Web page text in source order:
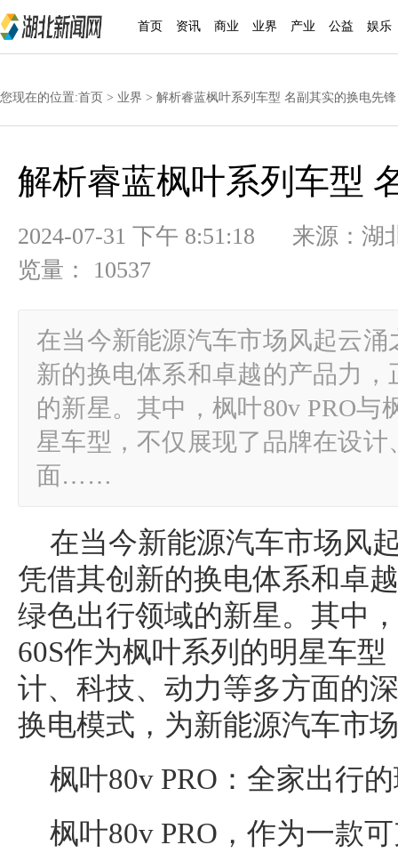
首页 资讯 商业 业界 产业 公益 娱乐
您现在的位置:首页 > 业界 > 解析睿蓝枫叶系列车型 名副其实的换电先锋
解析睿蓝枫叶系列车型
2024-07-31 下午 8:51:18 来源：
览量： 10537
在当今新能源汽车市场风起云
新的换电体系和卓越的产品力
的新星。其中，枫叶80v PRO与
星车型，不仅展现了品牌在设
面……
在当今新能源汽车市场风
凭借其创新的换电体系和卓
绿色出行领域的新星。其中
60S作为枫叶系列的明星车
计、科技、动力等多方面的
换电模式，为新能源汽车市
枫叶80v PRO：全家出行
枫叶80v PRO，作为一款